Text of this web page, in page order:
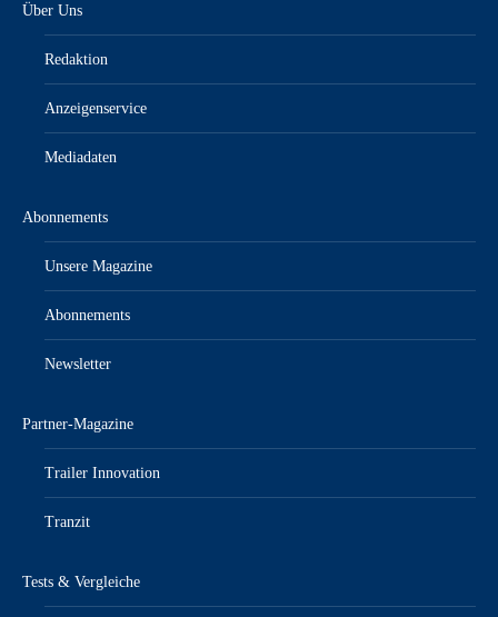
Über Uns
Redaktion
Anzeigenservice
Mediadaten
Abonnements
Unsere Magazine
Abonnements
Newsletter
Partner-Magazine
Trailer Innovation
Tranzit
Tests & Vergleiche